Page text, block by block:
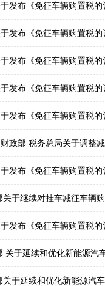
布《免征车辆购置税的设
布《免征车辆购置税的设
布《免征车辆购置税的设
布《免征车辆购置税的设
布《免征车辆购置税的设
政部 税务总局关于调整
布《免征车辆购置税的设
于继续对挂车减征车辆
布《免征车辆购置税的设
关于延续和优化新能源汽
于延续和优化新能源汽